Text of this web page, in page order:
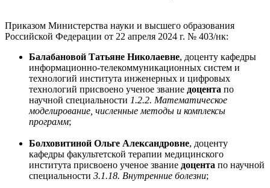
Приказом Министерства науки и высшего образования
Российской Федерации от 22 апреля 2024 г. № 403/нк:
Балабановой Татьяне Николаевне, доценту кафедры
информационно-телекоммуникационных систем и
технологий института инженерных и цифровых
технологий присвоено ученое звание доцента по
научной специальности 1.2.2. Математическое
моделирование, численные методы и комплексы
программ;
Болховитиной Ольге Александровне, доценту
кафедры факультетской терапии медицинского
института присвоено ученое звание доцента по научной
специальности 3.1.18. Внутренние болезни;